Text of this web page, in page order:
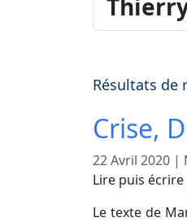
Résultats de
Crise,
22 Avril 2020 |
Lire puis
Le texte de